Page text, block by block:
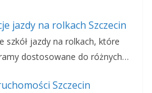
jazdy na rolkach Szczecin
szkół jazdy na rolkach, które
dostosowane do różnych…
Szczecin